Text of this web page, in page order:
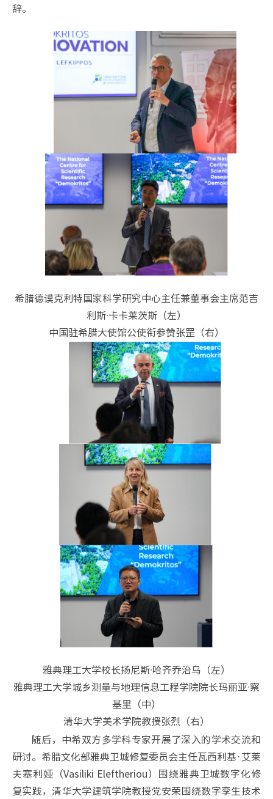
辞。
希腊德谟克利特国家科学研究中心主任兼董事会主席范吉
利斯·卡卡莱茨斯（左）
中国驻希腊大使馆公使衔参赞张罡（右）
雅典理工大学校长扬尼斯·哈齐乔治乌（左）
雅典理工大学城乡测量与地理信息工程学院院长玛丽亚·察
基里（中）
清华大学美术学院教授张烈（右）
随后，中希双方多学科专家开展了深入的学术交流和
研讨。希腊文化部雅典卫城修复委员会主任瓦西利基·艾莱
夫塞利娅（Vasiliki Eleftheriou）围绕雅典卫城数字化修
复实践，清华大学建筑学院教授党安荣围绕数字孪生技术